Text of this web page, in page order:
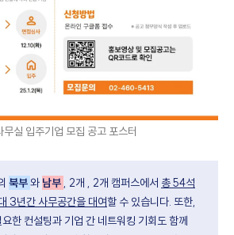
무실 입주기업 모집 공고 포스터
북부와 남부 , 2개 , 2개 캠퍼스에서 총 54석
3년간 사무공간을 대여할 수 있습니다. 또한,
과 기업 간 네트워킹 기회도 함께